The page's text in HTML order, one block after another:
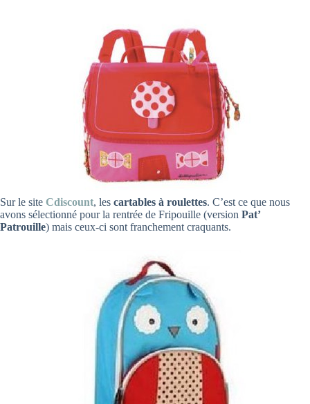
Sur le site Cdiscount, les cartables à roulettes. C’est ce que nous
avons sélectionné pour la rentrée de Fripouille (version Pat’
Patrouille) mais ceux-ci sont franchement craquants.